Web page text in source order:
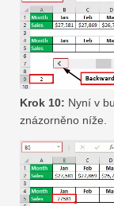
Krok 10: Nyní v
znázorněno níže.